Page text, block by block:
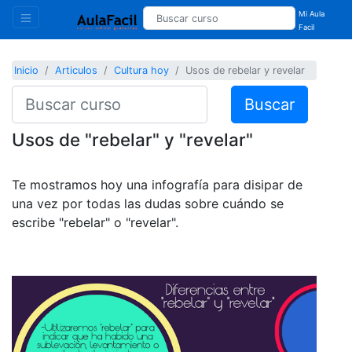
Mi Aula
Facil
Inicio Articulos Cultura hoy Usos de rebelar y revelar
Buscar
Usos de "rebelar" y "revelar"
Te mostramos hoy una infografía para disipar de
una vez por todas las dudas sobre cuándo se
escribe "rebelar" o "revelar".